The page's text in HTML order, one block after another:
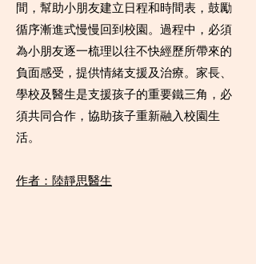
間，幫助小朋友建立日程和時間表，鼓勵
循序漸進式慢慢回到校園。過程中，必須
為小朋友逐一梳理以往不快經歷所帶來的
負面感受，提供情緒支援及治療。家長、
學校及醫生是支援孩子的重要鐵三角，必
須共同合作，協助孩子重新融入校園生
活。
作者：陸靜思醫生